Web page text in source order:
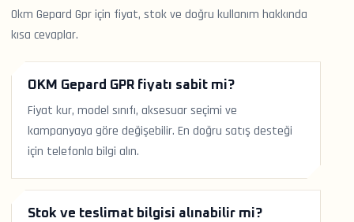
Okm Gepard Gpr için fiyat, stok ve doğru kullanım hakkında
kısa cevaplar.
OKM Gepard GPR fiyatı sabit mi?
Fiyat kur, model sınıfı, aksesuar seçimi ve
kampanyaya göre değişebilir. En doğru satış desteği
için telefonla bilgi alın.
Stok ve teslimat bilgisi alınabilir mi?